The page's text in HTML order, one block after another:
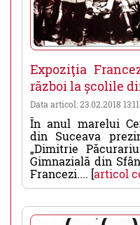
Expoziţia
război la școlile
Data articol: 23.02.2018 13:11
În anul marelui
din Suceava
„Dimitrie
Gimnazială din
Francezi.... [articol